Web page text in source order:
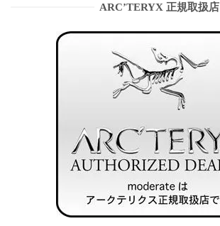
ARC’TERYX 正規取扱店